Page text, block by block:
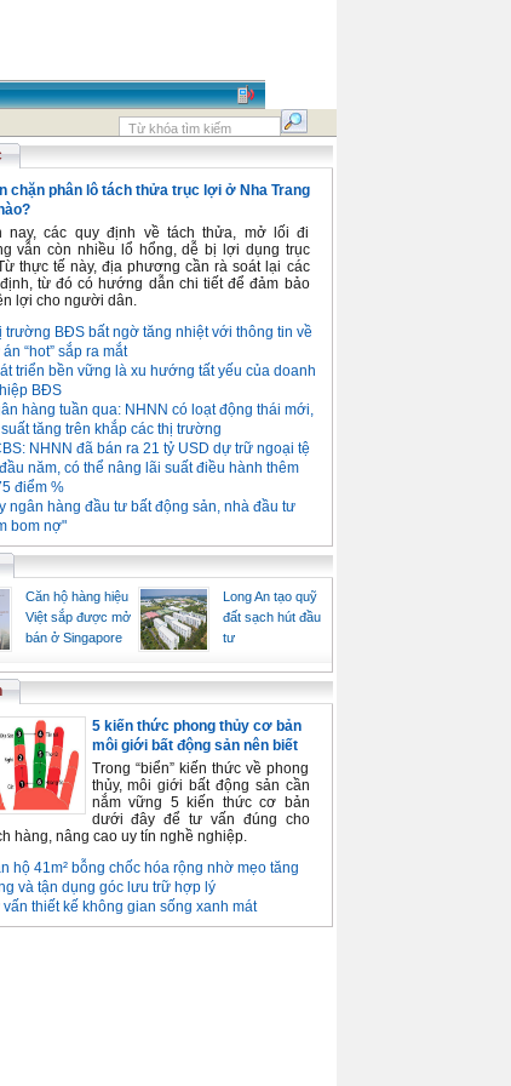
chặn phân lô tách thửa trục lợi ở Nha Trang
nay, các quy định về tách thửa, mở lối đi
vẫn còn nhiều lổ hổng, dễ bị lợi dụng trục
thực tế này, địa phương cần rà soát lại các
từ đó có hướng dẫn chi tiết để đảm bảo
lợi cho người dân.
trường BĐS bất ngờ tăng nhiệt với thông tin về
“hot” sắp ra mắt
triển bền vững là xu hướng tất yếu của doanh
BĐS
hàng tuần qua: NHNN có loạt động thái mới,
suất tăng trên khắp các thị trường
NHNN đã bán ra 21 tỷ USD dự trữ ngoại tệ
năm, có thể nâng lãi suất điều hành thêm
điểm %
ngân hàng đầu tư bất động sản, nhà đầu tư
bom nợ"
Căn hộ hàng hiệu
Việt sắp được mở
bán ở Singapore
Long An tạo quỹ
đất sạch hút đầu
tư
5 kiến thức phong thủy cơ bản
môi giới bất động sản nên biết
Trong “biển” kiến thức về phong
thủy, môi giới bất động sản cần
nắm vững 5 kiến thức cơ bản
dưới đây để tư vấn đúng cho
hàng, nâng cao uy tín nghề nghiệp.
hộ 41m² bỗng chốc hóa rộng nhờ mẹo tăng
và tận dụng góc lưu trữ hợp lý
vấn thiết kế không gian sống xanh mát